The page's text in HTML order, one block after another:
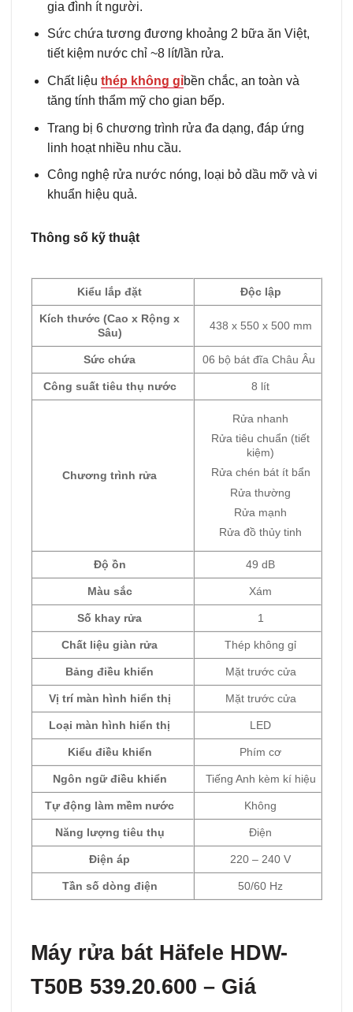
gia đình ít người.
Sức chứa tương đương khoảng 2 bữa ăn Việt,
tiết kiệm nước chỉ ~8 lít/lần rửa.
Chất liệu thép không gỉbền chắc, an toàn và
tăng tính thẩm mỹ cho gian bếp.
Trang bị 6 chương trình rửa đa dạng, đáp ứng
linh hoạt nhiều nhu cầu.
Công nghệ rửa nước nóng, loại bỏ dầu mỡ và vi
khuẩn hiệu quả.
Thông số kỹ thuật
Kiểu lắp đặt Độc lập
Kích thước (Cao x Rộng x
Sâu)
438 x 550 x 500 mm
Sức chứa 06 bộ bát đĩa Châu Âu
Công suất tiêu thụ nước 8 lít
Chương trình rửa
Rửa nhanh
Rửa tiêu chuẩn (tiết
kiệm)
Rửa chén bát ít bẩn
Rửa thường
Rửa mạnh
Rửa đồ thủy tinh
Độ ồn 49 dB
Màu sắc Xám
Số khay rửa 1
Chất liệu giàn rửa Thép không gỉ
Bảng điều khiển Mặt trước cửa
Vị trí màn hình hiển thị Mặt trước cửa
Loại màn hình hiển thị LED
Kiểu điều khiển Phím cơ
Ngôn ngữ điều khiển Tiếng Anh kèm kí hiệu
Tự động làm mềm nước Không
Năng lượng tiêu thụ Điện
Điện áp 220 – 240 V
Tần số dòng điện 50/60 Hz
Máy rửa bát Häfele HDW-
T50B 539.20.600 – Giá